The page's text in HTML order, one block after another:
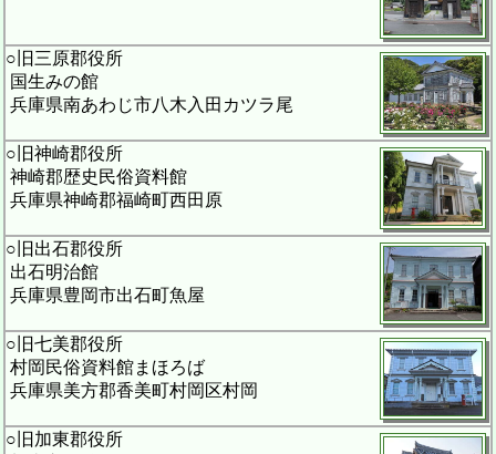
○旧三原郡役所
国生みの館
兵庫県南あわじ市八木入田カツラ尾
○旧神崎郡役所
神崎郡歴史民俗資料館
兵庫県神崎郡福崎町西田原
○旧出石郡役所
出石明治館
兵庫県豊岡市出石町魚屋
○旧七美郡役所
村岡民俗資料館まほろば
兵庫県美方郡香美町村岡区村岡
○旧加東郡役所